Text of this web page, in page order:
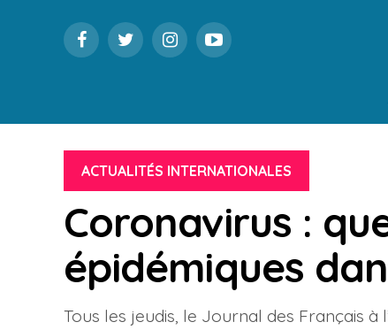
ACTUALITÉS INTERNATIONALES
Coronavirus :
épidémiques
Tous les jeudis, le Journal des Français